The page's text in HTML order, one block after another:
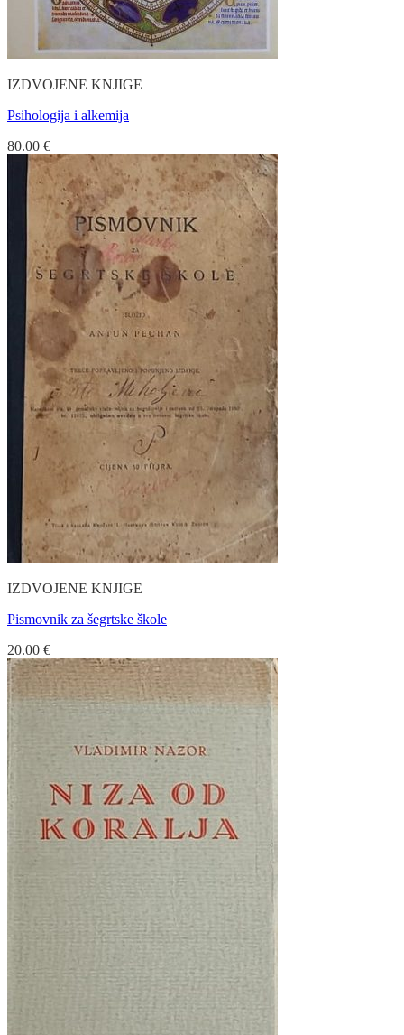
IZDVOJENE KNJIGE
Psihologija i alkemija
80.00 €
IZDVOJENE KNJIGE
Pismovnik za šegrtske škole
20.00 €